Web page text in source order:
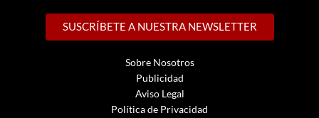
SUSCRÍBETE A NUESTRA NEWSLETTER
Sobre Nosotros
Publicidad
Aviso Legal
Política de Privacidad